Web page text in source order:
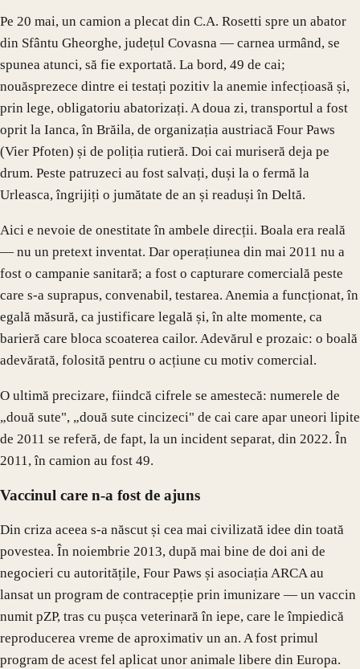
Pe 20 mai, un camion a plecat din C.A. Rosetti spre un abator
din Sfântu Gheorghe, județul Covasna — carnea urmând, se
spunea atunci, să fie exportată. La bord, 49 de cai;
nouăsprezece dintre ei testați pozitiv la anemie infecțioasă și,
prin lege, obligatoriu abatorizați. A doua zi, transportul a fost
oprit la Ianca, în Brăila, de organizația austriacă Four Paws
(Vier Pfoten) și de poliția rutieră. Doi cai muriseră deja pe
drum. Peste patruzeci au fost salvați, duși la o fermă la
Urleasca, îngrijiți o jumătate de an și readuși în Deltă.
Aici e nevoie de onestitate în ambele direcții. Boala era reală
— nu un pretext inventat. Dar operațiunea din mai 2011 nu a
fost o campanie sanitară; a fost o capturare comercială peste
care s-a suprapus, convenabil, testarea. Anemia a funcționat, în
egală măsură, ca justificare legală și, în alte momente, ca
barieră care bloca scoaterea cailor. Adevărul e prozaic: o boală
adevărată, folosită pentru o acțiune cu motiv comercial.
O ultimă precizare, fiindcă cifrele se amestecă: numerele de
„două sute", „două sute cincizeci" de cai care apar uneori lipite
de 2011 se referă, de fapt, la un incident separat, din 2022. În
2011, în camion au fost 49.
Vaccinul care n-a fost de ajuns
Din criza aceea s-a născut și cea mai civilizată idee din toată
povestea. În noiembrie 2013, după mai bine de doi ani de
negocieri cu autoritățile, Four Paws și asociația ARCA au
lansat un program de contracepție prin imunizare — un vaccin
numit pZP, tras cu pușca veterinară în iepe, care le împiedică
reproducerea vreme de aproximativ un an. A fost primul
program de acest fel aplicat unor animale libere din Europa.